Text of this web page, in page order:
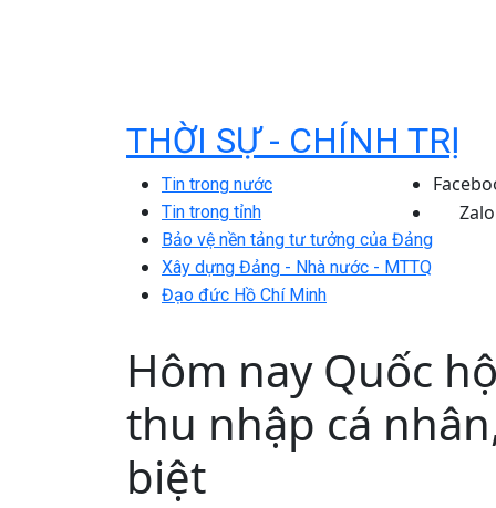
THỜI SỰ - CHÍNH TRỊ
Tin trong nước
Tin trong tỉnh
Bảo vệ nền tảng tư tưởng của Đảng
Xây dựng Đảng - Nhà nước - MTTQ
Đạo đức Hồ Chí Minh
Zalo
Hôm nay Quốc
thu nhập cá
biệt